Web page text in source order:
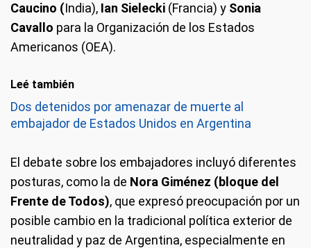
Caucino (India), Ian Sielecki (Francia) y Sonia
Cavallo para la Organización de los Estados
Americanos (OEA).
Leé también
Dos detenidos por amenazar de muerte al
embajador de Estados Unidos en Argentina
El debate sobre los embajadores incluyó diferentes
posturas, como la de Nora Giménez (bloque del
Frente de Todos), que expresó preocupación por un
posible cambio en la tradicional política exterior de
neutralidad y paz de Argentina, especialmente en